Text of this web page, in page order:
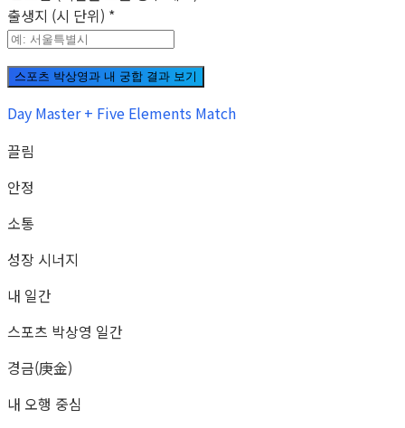
출생지 (시 단위) *
스포츠 박상영과 내 궁합 결과 보기
Day Master + Five Elements Match
끌림
안정
소통
성장 시너지
내 일간
스포츠 박상영 일간
경금(庚金)
내 오행 중심